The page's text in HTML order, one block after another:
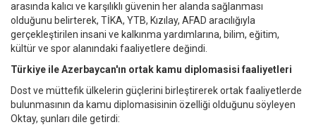
arasında kalıcı ve karşılıklı güvenin her alanda sağlanması
olduğunu belirterek, TİKA, YTB, Kızılay, AFAD aracılığıyla
gerçekleştirilen insani ve kalkınma yardımlarına, bilim, eğitim,
kültür ve spor alanındaki faaliyetlere değindi.
Türkiye ile Azerbaycan'ın ortak kamu diplomasisi faaliyetleri
Dost ve müttefik ülkelerin güçlerini birleştirerek ortak faaliyetlerde
bulunmasının da kamu diplomasisinin özelliği olduğunu söyleyen
Oktay, şunları dile getirdi: